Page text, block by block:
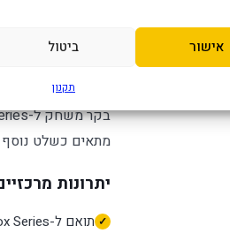
אישור ביטול
תקנון
מתאים כשלט נוסף
יתרונות
תואם ל-Xbox Series לפי שם המוצר והקטגוריה.